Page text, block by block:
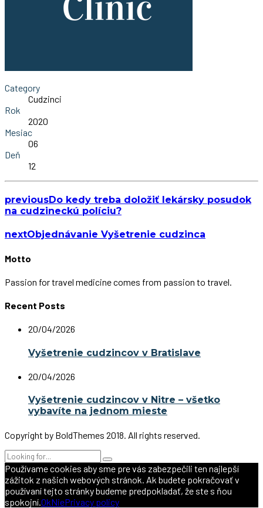
Category
Cudzinci
Rok
2020
Mesiac
06
Deň
12
previousDo kedy treba doložiť lekársky posudok
na cudzineckú políciu?
nextObjednávanie Vyšetrenie cudzinca
Motto
Passion for travel medicine comes from passion to travel.
Recent Posts
20/04/2026
Vyšetrenie cudzincov v Bratislave
20/04/2026
Vyšetrenie cudzincov v Nitre – všetko
vybavíte na jednom mieste
Copyright by BoldThemes 2018. All rights reserved.
Používame cookies aby sme pre vás zabezpečili ten najlepší
zážitok z našich webových stránok. Ak budete pokračovať v
používaní tejto stránky budeme predpokladať, že ste s ňou
spokojní. OkNiePrivacy policy